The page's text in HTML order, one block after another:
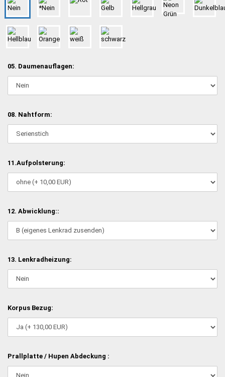
05. Daumenauflagen:
08. Nahtform:
11.Aufpolsterung:
12. Abwicklung::
13. Lenkradheizung:
Korpus Bezug:
Prallplatte / Hupen Abdeckung :